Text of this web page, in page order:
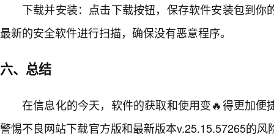
下载并安装：点击下载按钮，保存软件安装包到你
最新的安全软件进行扫描，确保没有恶意程序。
六、总结
在信息化的今天，软件的获取和使用变🔥得更加便
警惕不良网站下载官方版和最新版本v.25.15.57265的